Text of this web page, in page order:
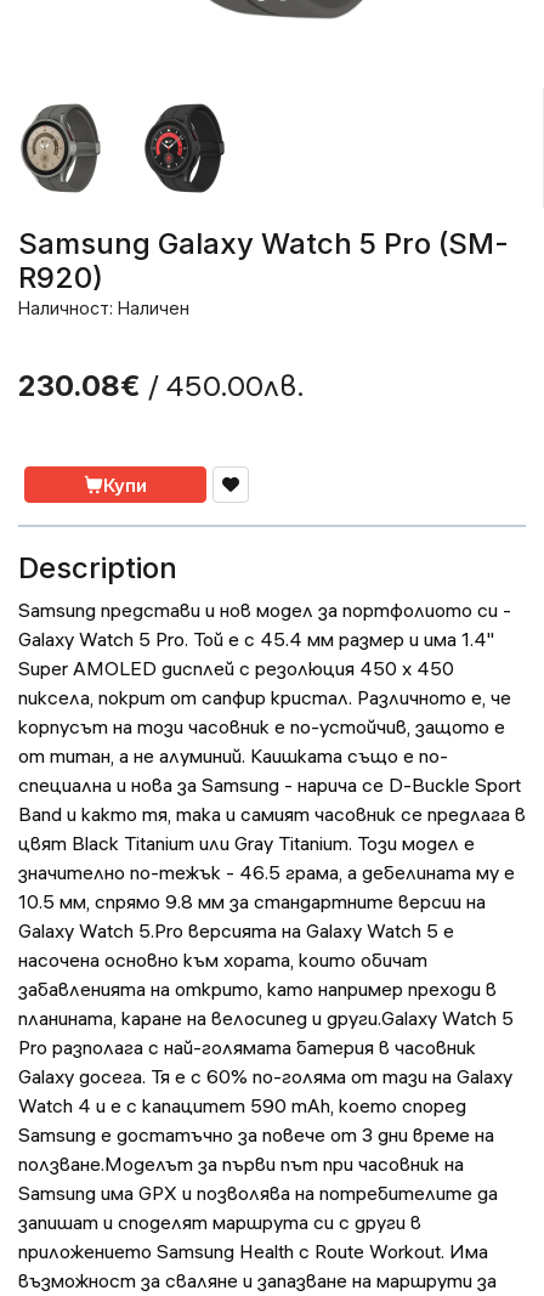
Samsung Galaxy Watch 5 Pro (SM-
R920)
Наличност: Наличен
230.08€ / 450.00лв.
Купи
Description
Samsung представи и нов модел за портфолиото си -
Galaxy Watch 5 Pro. Той е с 45.4 мм размер и има 1.4"
Super AMOLED дисплей с резолюция 450 x 450
пиксела, покрит от сапфир кристал. Различното е, че
корпусът на този часовник е по-устойчив, защото е
от титан, а не алуминий. Каишката също е по-
специална и нова за Samsung - нарича се D-Buckle Sport
Band и както тя, така и самият часовник се предлага в
цвят Black Titanium или Gray Titanium. Този модел е
значително по-тежък - 46.5 грама, а дебелината му е
10.5 мм, спрямо 9.8 мм за стандартните версии на
Galaxy Watch 5.Pro версията на Galaxy Watch 5 е
насочена основно към хората, които обичат
забавленията на открито, като например преходи в
планината, каране на велосипед и други.Galaxy Watch 5
Pro разполага с най-голямата батерия в часовник
Galaxy досега. Тя е с 60% по-голяма от тази на Galaxy
Watch 4 и е с капацитет 590 mAh, което според
Samsung е достатъчно за повече от 3 дни време на
ползване.Моделът за първи път при часовник на
Samsung има GPX и позволява на потребителите да
запишат и споделят маршрута си с други в
приложението Samsung Health с Route Workout. Има
възможност за сваляне и запазване на маршрути за